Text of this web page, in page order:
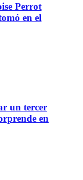
Perrot
en el
un tercer
en